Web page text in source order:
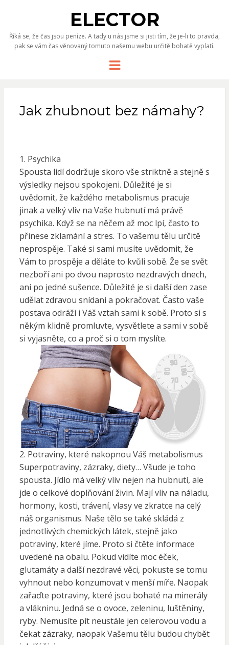
ELECTOR
Říká se, že čas jsou peníze. A tady u nás jsme si jisti tím, že je-li to pravda,
pak se vám čas věnovaný tomuto našemu webu určitě bohatě vyplatí.
Menu
Jak zhubnout bez námahy?
1. Psychika
Spousta lidí dodržuje skoro vše striktně a stejně s
výsledky nejsou spokojeni. Důležité je si
uvědomit, že každého metabolismus pracuje
jinak a velký vliv na Vaše hubnutí má právě
psychika. Když se na něčem až moc lpí, často to
přinese zklamání a stres. To vašemu tělu určitě
neprospěje. Také si sami musíte uvědomit, že
Vám to prospěje a děláte to kvůli sobě. Že se svět
nezboří ani po dvou naprosto nezdravých dnech,
ani po jedné sušence. Důležité je si další den zase
udělat zdravou snídani a pokračovat. Často vaše
postava odráží i Váš vztah sami k sobě. Proto si s
někým klidně promluvte, vysvětlete a sami v sobě
si vyjasněte, co a proč si o tom myslíte.
2. Potraviny, které nakopnou Váš metabolismus
Superpotraviny, zázraky, diety… Všude je toho
spousta. Jídlo má velký vliv nejen na hubnutí, ale
jde o celkové doplňování živin. Mají vliv na náladu,
hormony, kosti, trávení, vlasy ve zkratce na celý
náš organismus. Naše tělo se také skládá z
jednotlivých chemických látek, stejně jako
potraviny, které jíme. Proto si čtěte informace
uvedené na obalu. Pokud vidíte moc éček,
glutamáty a další nezdravé věci, pokuste se tomu
vyhnout nebo konzumovat v menší míře. Naopak
zařaďte potraviny, které jsou bohaté na minerály
a vlákninu. Jedná se o ovoce, zeleninu, luštěniny,
ryby. Nemusíte pít neustále jen celerovou vodu a
čekat zázraky, naopak Vašemu tělu budou chybět